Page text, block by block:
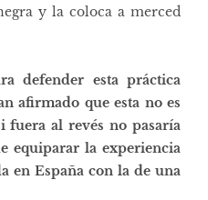
y la coloca a merced
defender esta práctica
afirmado que esta no es
fuera al revés no pasaría
equiparar la experiencia
en España con la de una